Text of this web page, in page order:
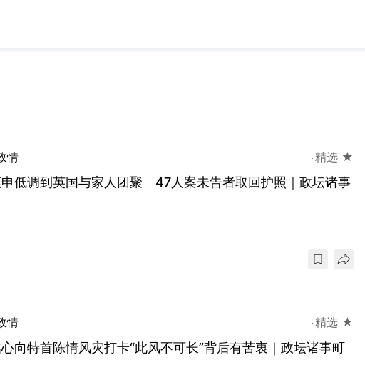
情 精选 ★
低调到英国与家人团聚 47人案未告者取回护照｜政坛诸事
情 精选 ★
向特首陈情风灾打卡“此风不可长”背后有苦衷｜政坛诸事町